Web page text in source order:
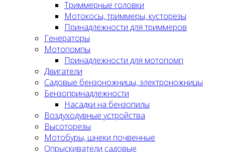
Триммерные головки
Мотокосы, триммеры, кусторезы
Принадлежности для триммеров
Генераторы
Мотопомпы
Принадлежности для мотопомп
Двигатели
Садовые бензоножницы, электроножницы
Бензопринадлежности
Насадки на бензопилы
Воздуходувные устройства
Высоторезы
Мотобуры, шнеки почвенные
Опрыскиватели садовые